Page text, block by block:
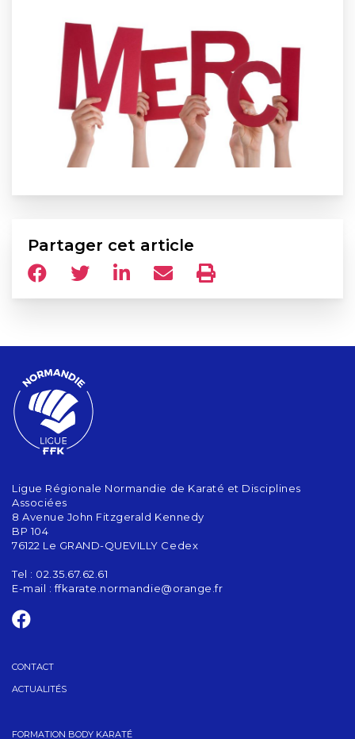
Partager cet article
Ligue Régionale Normandie de Karaté et Disciplines
Associées
8 Avenue John Fitzgerald Kennedy
BP 104
76122 Le GRAND-QUEVILLY Cedex
Tel : 02.35.67.62.61
E-mail :ffkarate.normandie@orange.fr
CONTACT
ACTUALITÉS
FORMATION BODY KARATÉ